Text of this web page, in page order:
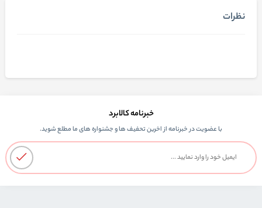
نظرات
خبرنامه کالابرد
با عضویت در خبرنامه از اخرین تحفیف ها و جشنواره های ما مطلع شوید.